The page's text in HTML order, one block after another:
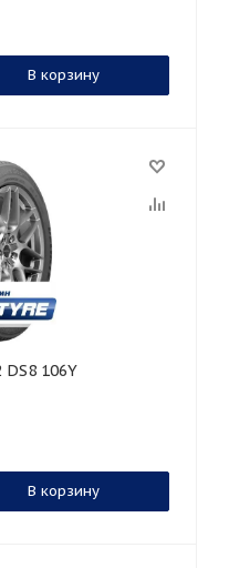
В корзину
DS8 106Y
В корзину